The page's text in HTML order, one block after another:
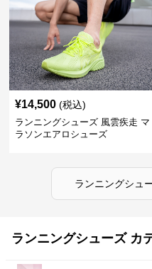
¥14,500 (税込)
ランニングシューズ 風雲疾走 マ
ラソンエアロシューズ
ランニングシュ
ランニングシューズ カ